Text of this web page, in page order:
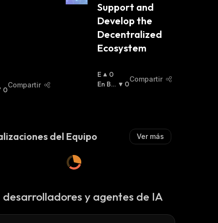
0
Compartir
Support and
Develop the
Decentralized
Ecosystem
E
N
0
En Baj
0
Compartir
del Equipo Ver más
desarrolladores y agentes de IA